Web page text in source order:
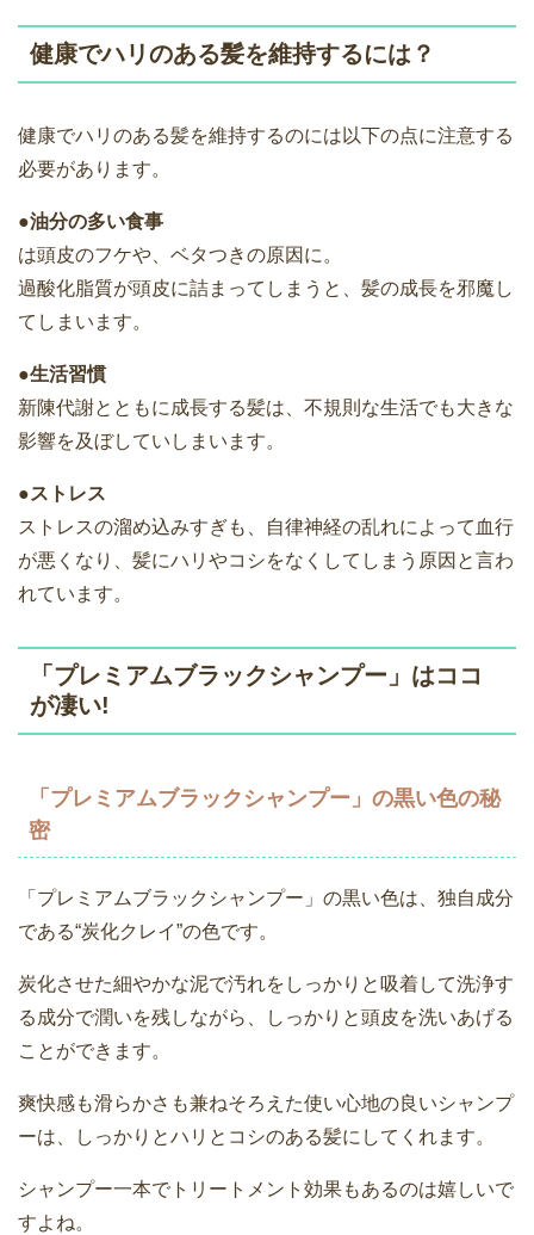
健康でハリのある髪を維持するには？
健康でハリのある髪を維持するのには以下の点に注意する
必要があります。
●油分の多い食事
は頭皮のフケや、ベタつきの原因に。
過酸化脂質が頭皮に詰まってしまうと、髪の成長を邪魔し
てしまいます。
●生活習慣
新陳代謝とともに成長する髪は、不規則な生活でも大きな
影響を及ぼしていしまいます。
●ストレス
ストレスの溜め込みすぎも、自律神経の乱れによって血行
が悪くなり、髪にハリやコシをなくしてしまう原因と言わ
れています。
「プレミアムブラックシャンプー」はココ
が凄い!
「プレミアムブラックシャンプー」の黒い色の秘
密
「プレミアムブラックシャンプー」の黒い色は、独自成分
である“炭化クレイ”の色です。
炭化させた細やかな泥で汚れをしっかりと吸着して洗浄す
る成分で潤いを残しながら、しっかりと頭皮を洗いあげる
ことができます。
爽快感も滑らかさも兼ねそろえた使い心地の良いシャンプ
ーは、しっかりとハリとコシのある髪にしてくれます。
シャンプー一本でトリートメント効果もあるのは嬉しいで
すよね。